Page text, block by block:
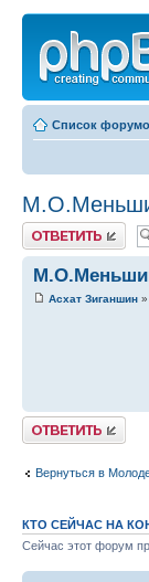
Список
Ответить
Асхат Зиганшин
Ответить
Вернуться в
КТО СЕЙЧАС НА
Сейчас этот форум